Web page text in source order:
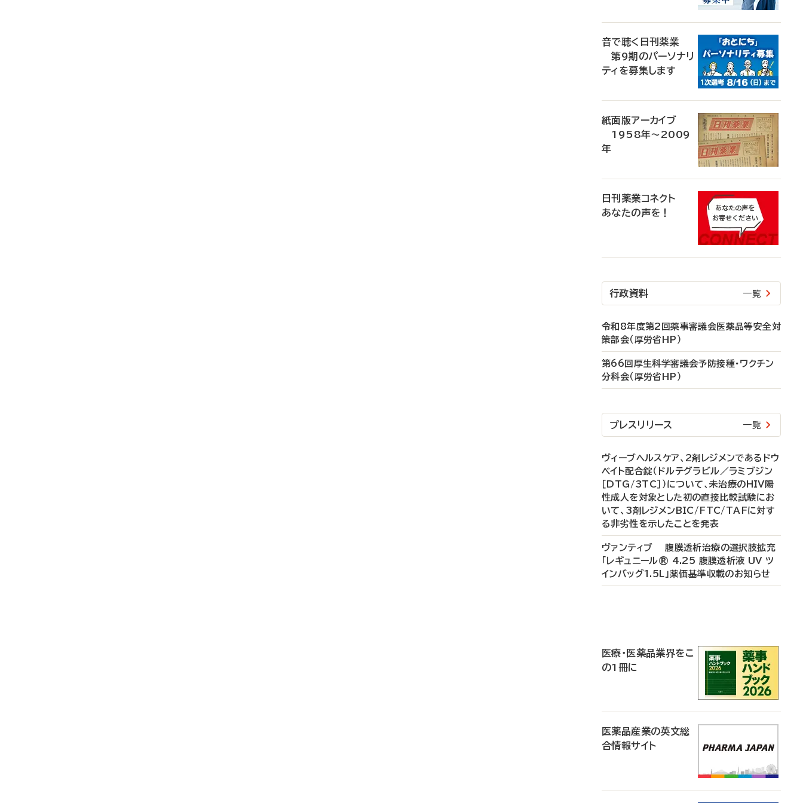
音で聴く日刊薬業
第9期のパーソナリ
ティを募集します
紙面版アーカイブ
1958年～2009
年
日刊薬業コネクト
あなたの声を！
行政資料 一覧
令和8年度第2回薬事審議会医薬品等安全対
策部会（厚労省HP）
第66回厚生科学審議会予防接種・ワクチン
分科会（厚労省HP）
プレスリリース 一覧
ヴィーブヘルスケア、2剤レジメンであるドウ
ベイト配合錠（ドルテグラビル／ラミブジン
［DTG/3TC］）について、未治療のHIV陽
性成人を対象とした初の直接比較試験にお
いて、3剤レジメンBIC/FTC/TAFに対す
る非劣性を示したことを発表
ヴァンティブ 腹膜透析治療の選択肢拡充
「レギュニール® 4.25 腹膜透析液 UV ツ
インバッグ1.5L」薬価基準収載のお知らせ
医療・医薬品業界をこ
の1冊に
医薬品産業の英文総
合情報サイト